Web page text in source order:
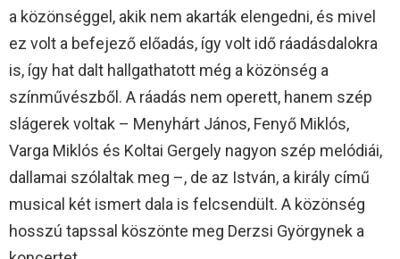
a közönséggel, akik nem akarták elengedni, és mivel
ez volt a befejező előadás, így volt idő ráadásdalokra
is, így hat dalt hallgathatott még a közönség a
színművészből. A ráadás nem operett, hanem szép
slágerek voltak – Menyhárt János, Fenyő Miklós,
Varga Miklós és Koltai Gergely nagyon szép melódiái,
dallamai szólaltak meg –, de az István, a király című
musical két ismert dala is felcsendült. A közönség
hosszú tapssal köszönte meg Derzsi Györgynek a